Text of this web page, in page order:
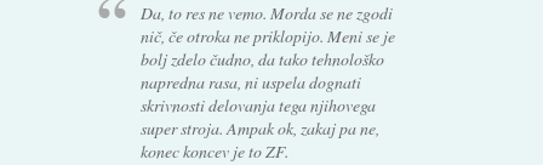
Da, to res ne vemo. Morda se ne zgodi
nič, če otroka ne priklopijo. Meni se je
bolj zdelo čudno, da tako tehnološko
napredna rasa, ni uspela dognati
skrivnosti delovanja tega njihovega
super stroja. Ampak ok, zakaj pa ne,
konec koncev je to ZF.